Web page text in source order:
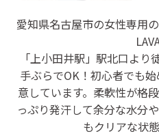
LAVA 名古屋
ィ
ホットヨガ＆マ
上小
愛知県名古屋市の女性専用
「上小田井駅」駅北口よ
手ぶらでOK！初心者でも
意しています。柔軟性が格
っぷり発汗して余分な水分
もクリアな状